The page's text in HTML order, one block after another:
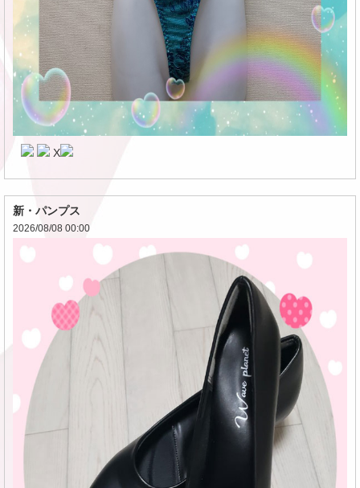
X
新・パンプス
2026/08/08 00:00